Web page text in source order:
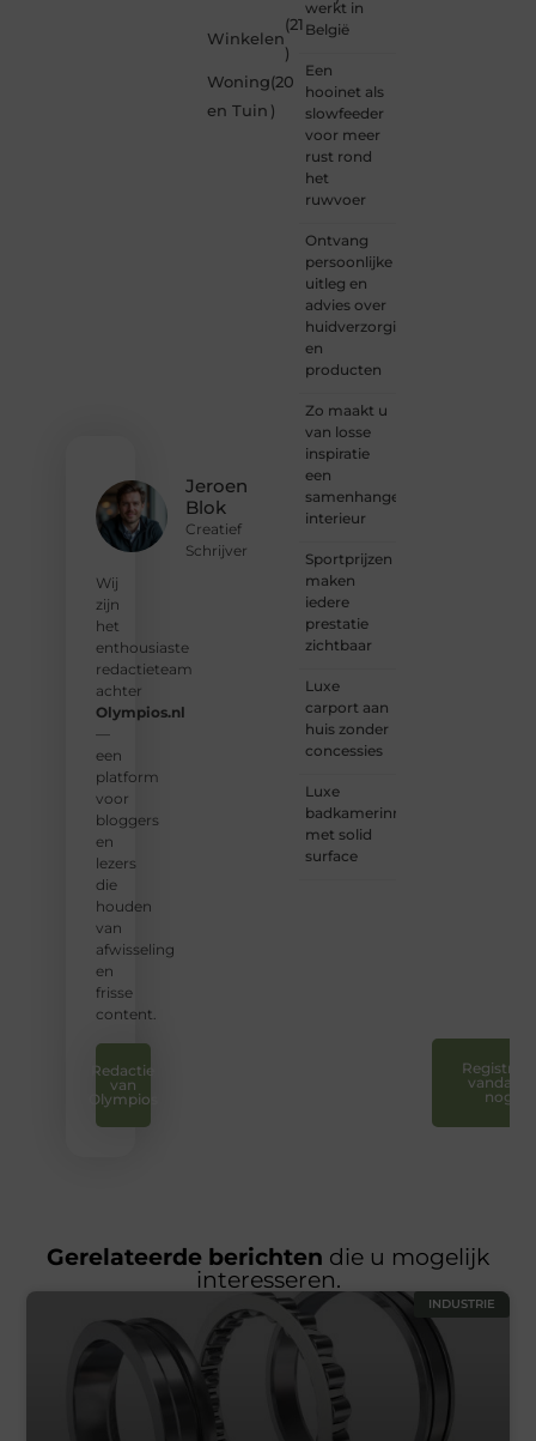
Jeroen
Blok
Creatief
Schrijver
Wij
zijn
het
enthousiaste
redactieteam
achter
Olympios.nl
—
een
platform
voor
bloggers
en
lezers
die
houden
van
afwisseling
en
frisse
content.
Redactie
van
Olympios
Winkelen
(21
)
Woning
en Tuin
(20
)
werkt in
België
Een
hooinet als
slowfeeder
voor meer
rust rond
het
ruwvoer
Ontvang
persoonlijke
uitleg en
advies over
huidverzorging
en
producten
Zo maakt u
van losse
inspiratie
een
samenhangend
interieur
Sportprijzen
maken
iedere
prestatie
zichtbaar
Luxe
carport aan
huis zonder
concessies
Luxe
badkamerinrichting
met solid
surface
Registreer
vandaag
nog
Gerelateerde berichten die u mogelijk
interesseren.
INDUSTRIE